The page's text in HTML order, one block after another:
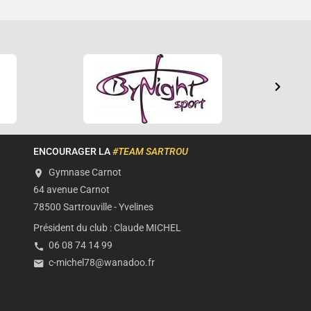
ENCOURAGER LA#TEAM SARTROU
Gymnase Carnot
64 avenueCarnot
78500 Sartrouville-Yvelines
Président du club :Claude MICHEL
06 08 74 14 99
c-michel78@wanadoo.fr